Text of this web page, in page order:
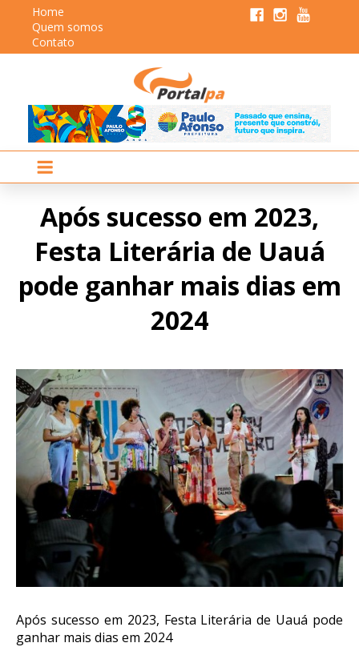
Home
Quem somos
Contato
Após sucesso em 2023,
Festa Literária de Uauá
pode ganhar mais dias em
2024
Após sucesso em 2023, Festa Literária de Uauá pode
ganhar mais dias em 2024